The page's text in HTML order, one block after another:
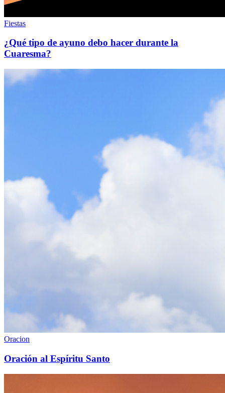
Fiestas
¿Qué tipo de ayuno debo hacer durante la
Cuaresma?
Oracion
Oración al Espíritu Santo